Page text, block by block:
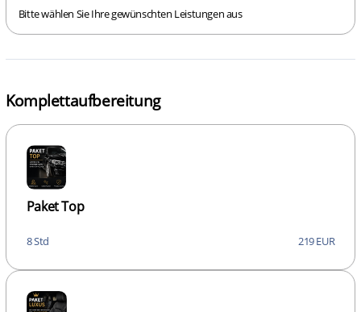
Komplettaufbereitung
Paket Top
8 Std 219 EUR
Bitte wählen Sie Ihre gewünschten Leistungen aus